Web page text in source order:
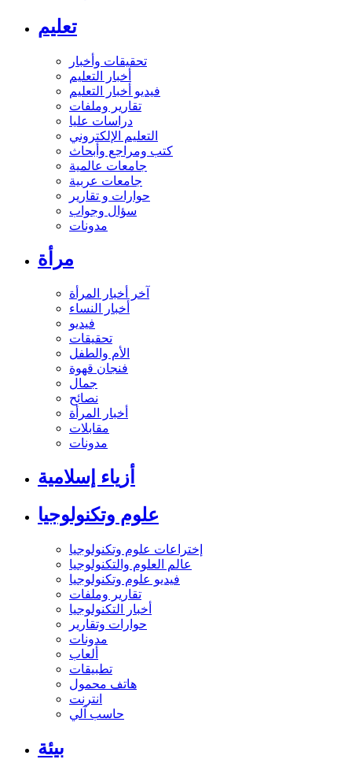
تعليم
تحقيقات وأخبار
أخبار التعليم
فيديو أخبار التعليم
تقارير وملفات
دراسات عليا
التعليم الإلكتروني
كتب ومراجع وأبحاث
جامعات عالمية
جامعات عربية
حوارات و تقارير
سؤال وجواب
مدونات
مرأة
آخر أخبار المرأة
أخبار النساء
فيديو
تحقيقات
الأم والطفل
فنجان قهوة
جمال
نصائح
أخبار المرأة
مقابلات
مدونات
أزياء إسلامية
علوم وتكنولوجيا
إختراعات علوم وتكنولوجيا
عالم العلوم والتكنولوجيا
فيديو علوم وتكنولوجيا
تقارير وملفات
أخبار التكنولوجيا
حوارات وتقارير
مدونات
ألعاب
تطبيقات
هاتف محمول
انترنت
حاسب آلي
بيئة